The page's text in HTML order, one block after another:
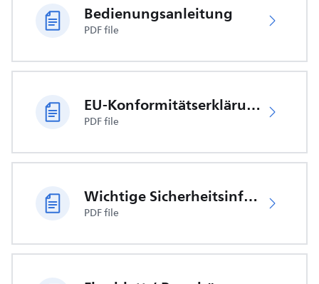
Bedienungsanleitung
PDF file
EU-Konformitätserklärung
PDF file
Wichtige Sicherheitsinformationen
PDF file